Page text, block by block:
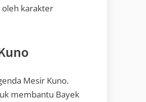
oleh karakter
Mesir Kuno.
membantu Bayek